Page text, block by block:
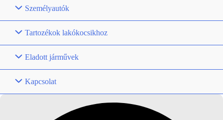
Személyautók
Tartozékok lakókocsikhoz
Eladott járművek
Kapcsolat